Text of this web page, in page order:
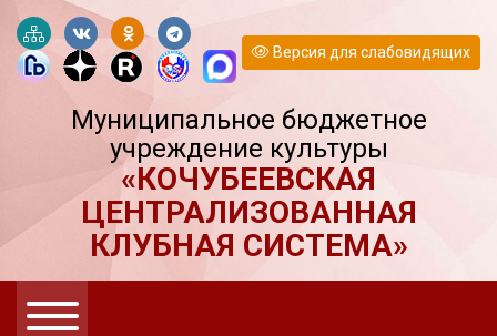
Версия для слабовидящих
Муниципальное бюджетное
учреждение культуры
«КОЧУБЕЕВСКАЯ
ЦЕНТРАЛИЗОВАННАЯ
КЛУБНАЯ СИСТЕМА»